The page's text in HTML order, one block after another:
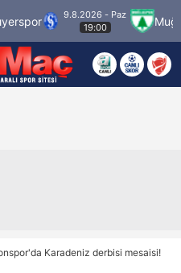
9.8.2026 - Paz
Karadeniz derbisi mesaisi!